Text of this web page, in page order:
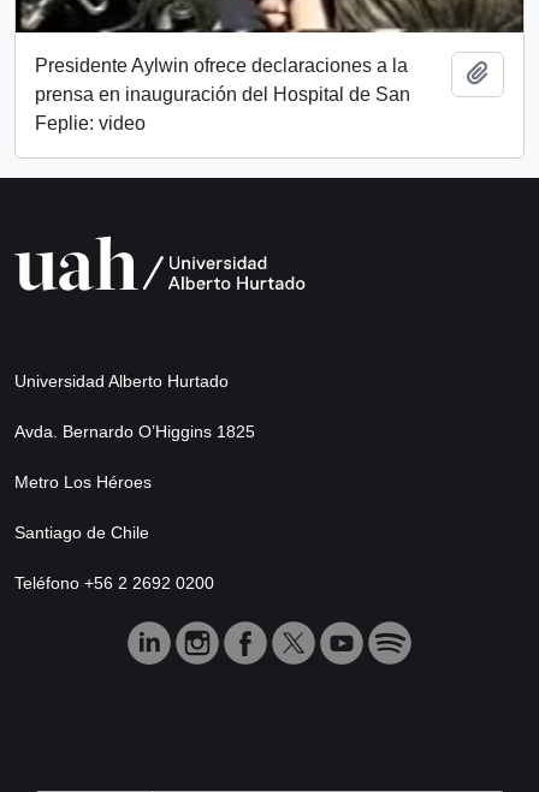
Presidente Aylwin ofrece declaraciones a la
prensa en inauguración del Hospital de San
Feplie: video
Universidad Alberto Hurtado
Avda. Bernardo O’Higgins 1825
Metro Los Héroes
Santiago de Chile
Teléfono +56 2 2692 0200